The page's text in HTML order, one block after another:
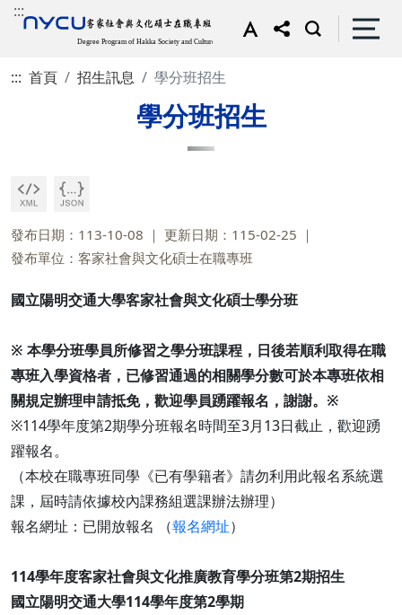
:::
::: 首頁 招生訊息 學分班招生
學分班招生
發布日期：113-10-08
更新日期：115-02-25
發布單位：客家社會與文化碩士在職專班
國立陽明交通大學客家社會與文化碩士學分班
※ 本學分班學員所修習之學分班課程，日後若順利取得在職
專班入學資格者，已修習通過的相關學分數可於本專班依相
關規定辦理申請抵免，歡迎學員踴躍報名，謝謝。※
※114學年度第2期學分班報名時間至3月13日截止，歡迎踴
躍報名。
（本校在職專班同學《已有學籍者》請勿利用此報名系統選
課，屆時請依據校內課務組選課辦法辦理）
報名網址：已開放報名 （報名網址）
114學年度客家社會與文化推廣教育學分班第2期招生
國立陽明交通大學114學年度第2學期